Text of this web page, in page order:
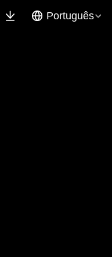
Português